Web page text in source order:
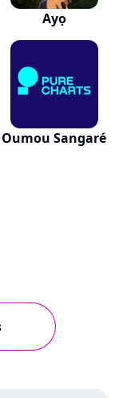
Ayọ
Oumou Sangaré